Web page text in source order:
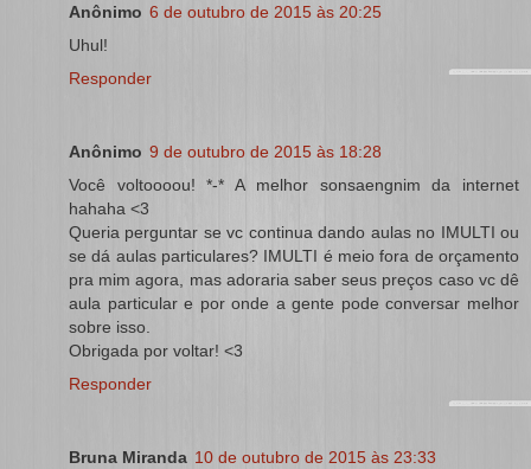
Anônimo 6 de outubro de 2015 às 20:25
Uhul!
Responder
Anônimo 9 de outubro de 2015 às 18:28
Você voltoooou! *-* A melhor sonsaengnim da internet
hahaha <3
Queria perguntar se vc continua dando aulas no IMULTI ou
se dá aulas particulares? IMULTI é meio fora de orçamento
pra mim agora, mas adoraria saber seus preços caso vc dê
aula particular e por onde a gente pode conversar melhor
sobre isso.
Obrigada por voltar! <3
Responder
Bruna Miranda 10 de outubro de 2015 às 23:33